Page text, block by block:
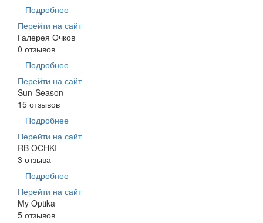
Подробнее
Перейти на сайт
Галерея Очков
0 отзывов
Подробнее
Перейти на сайт
Sun-Season
15 отзывов
Подробнее
Перейти на сайт
RB OCHKI
3 отзыва
Подробнее
Перейти на сайт
My Optika
5 отзывов